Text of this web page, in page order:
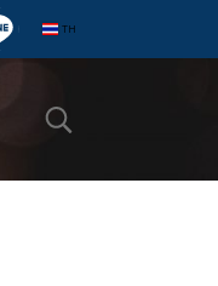
TH